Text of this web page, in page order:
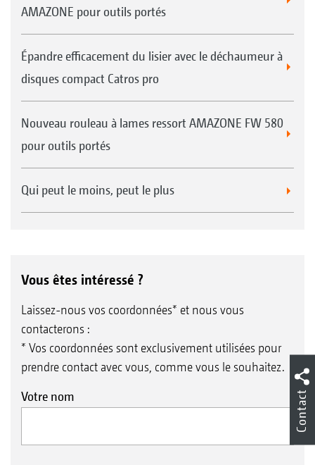
AMAZONE pour outils portés
Épandre efficacement du lisier avec le déchaumeur à
disques compact Catros pro
Nouveau rouleau à lames ressort AMAZONE FW 580
pour outils portés
Qui peut le moins, peut le plus
Vous êtes intéressé ?
Laissez-nous vos coordonnées* et nous vous
contacterons :
* Vos coordonnées sont exclusivement utilisées pour
prendre contact avec vous, comme vous le souhaitez.
Votre nom
Contact